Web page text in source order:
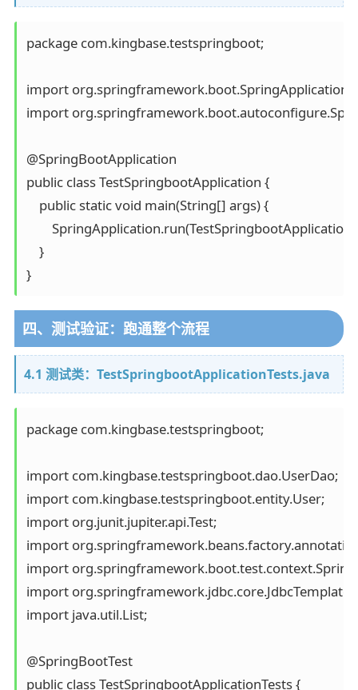
package com.kingbase.testspringboot;
import org.springframework.boot.SpringApplication;
import
@SpringBootApplication
public class TestSpringbootApplication {
    public static void main(String[] args) {
    }
}
四、测试验证：跑通整个流程
4.1 测试类：TestSpringbootApplicationTests.java
package com.kingbase.testspringboot;
import com.kingbase.testspringboot.dao.UserDao;
import com.kingbase.testspringboot.entity.User;
import org.junit.jupiter.api.Test;
import
import
import org.springframework.jdbc.core.JdbcTemplate;
import java.util.List;
@SpringBootTest
public class TestSpringbootApplicationTests {